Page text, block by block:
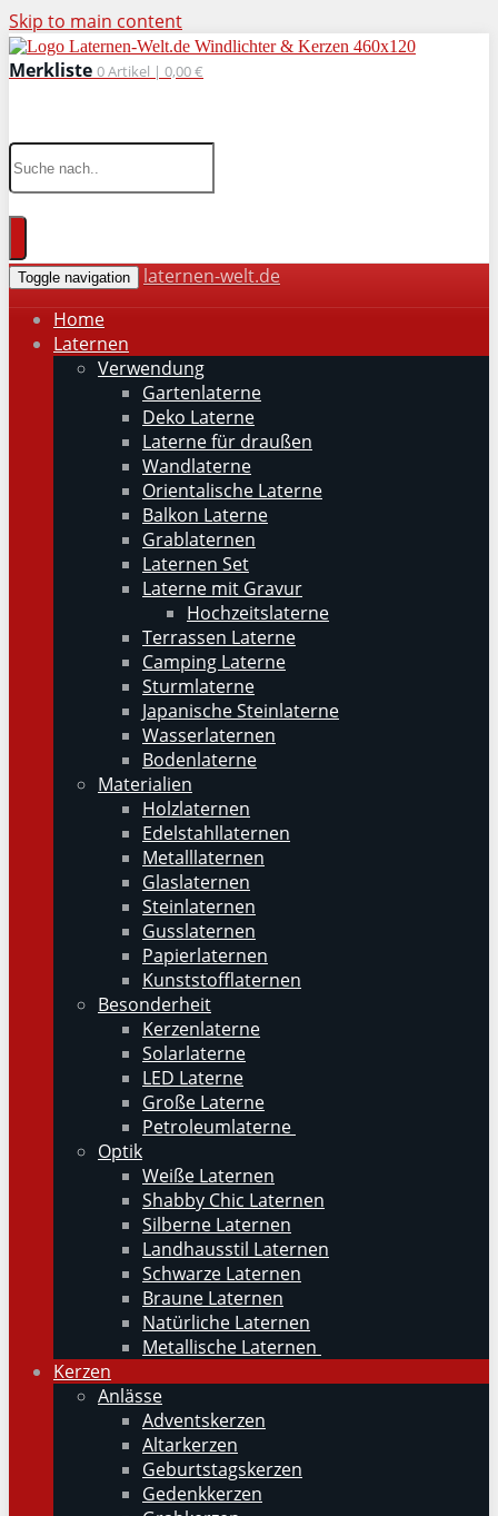
Skip to main content
Merkliste 0Artikel | 0,00 €
Toggle navigation
laternen-welt.de
Home
Laternen
Verwendung
Gartenlaterne
Deko Laterne
Laterne für draußen
Wandlaterne
Orientalische Laterne
Balkon Laterne
Grablaternen
Laternen Set
Laterne mit Gravur
Hochzeitslaterne
Terrassen Laterne
Camping Laterne
Sturmlaterne
Japanische Steinlaterne
Wasserlaternen
Bodenlaterne
Materialien
Holzlaternen
Edelstahllaternen
Metalllaternen
Glaslaternen
Steinlaternen
Gusslaternen
Papierlaternen
Kunststofflaternen
Besonderheit
Kerzenlaterne
Solarlaterne
LED Laterne
Große Laterne
Petroleumlaterne
Optik
Weiße Laternen
Shabby Chic Laternen
Silberne Laternen
Landhausstil Laternen
Schwarze Laternen
Braune Laternen
Natürliche Laternen
Metallische Laternen
Kerzen
Anlässe
Adventskerzen
Altarkerzen
Geburtstagskerzen
Gedenkkerzen